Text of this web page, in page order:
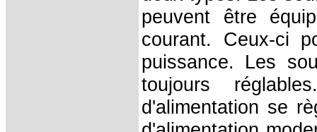
peuvent être
courant. Ceux-ci
puissance. Les
toujours
d'alimentation se